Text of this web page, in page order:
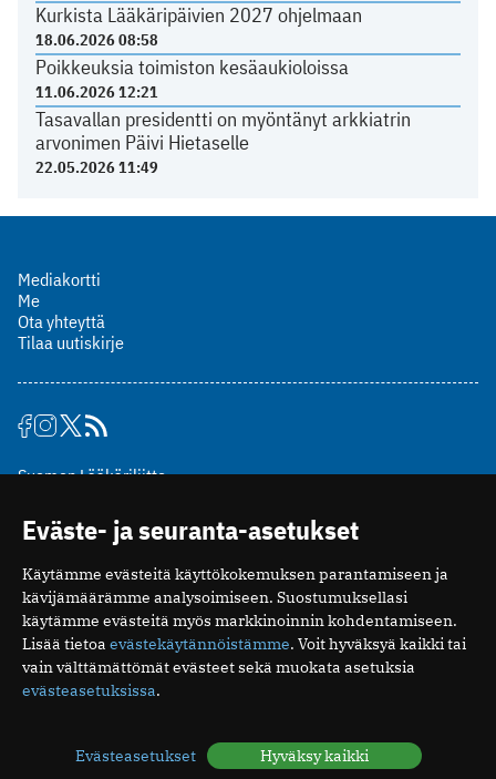
Kurkista Lääkäripäivien 2027 ohjelmaan
18.06.2026 08:58
Poikkeuksia toimiston kesäaukioloissa
11.06.2026 12:21
Tasavallan presidentti on myöntänyt arkkiatrin
arvonimen Päivi Hietaselle
22.05.2026 11:49
Mediakortti
Me
Ota yhteyttä
Tilaa uutiskirje
Suomen Lääkäriliitto
00510 Helsinki
puh. (09) 393 091
toimitus@potilaanlaakarilehti.fi
ISSN 2323-9476
Eväste- ja seuranta-asetukset
Käytämme evästeitä käyttökokemuksen parantamiseen ja
kävijämäärämme analysoimiseen. Suostumuksellasi
käytämme evästeitä myös markkinoinnin kohdentamiseen.
Lisää tietoa evästekäytännöistämme. Voit hyväksyä kaikki tai
vain välttämättömät evästeet sekä muokata asetuksia
evästeasetuksissa.
Evästeasetukset Hyväksy kaikki